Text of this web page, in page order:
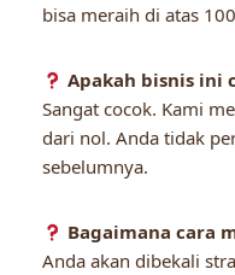
bisa meraih di atas
Apakah bisnis ini
Sangat cocok. Kami
dari nol. Anda tidak
sebelumnya.
Bagaimana cara
Anda akan dibekali